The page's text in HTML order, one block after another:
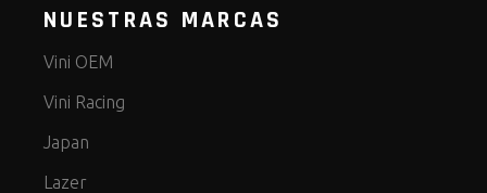
NUESTRAS MARCAS
Vini OEM
Vini Racing
Japan
Lazer